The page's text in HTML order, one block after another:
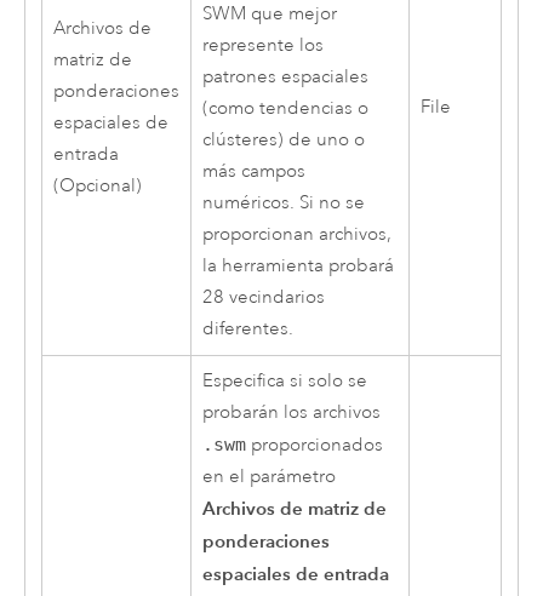
Archivos de
matriz de
ponderaciones
espaciales de
entrada
(Opcional)
SWM que mejor
represente los
patrones espaciales
(como tendencias o
clústeres) de uno o
más campos
numéricos. Si no se
proporcionan archivos,
la herramienta probará
28 vecindarios
diferentes.
File
Especifica si solo se
probarán los archivos
.swmproporcionados
en el parámetro
Archivos de matriz de
ponderaciones
espaciales de entrada